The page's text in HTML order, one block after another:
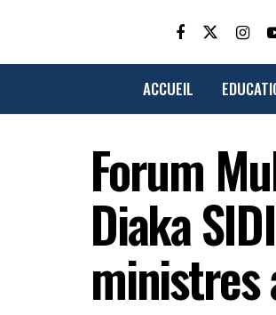
ACCUEIL
Forum
Diaka
ministres